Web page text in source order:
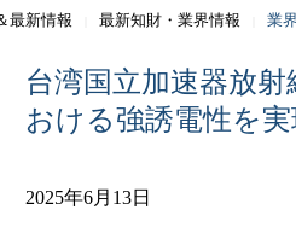
最新情報 最新知財・業界情報 業
台湾国立加速器放
おける強誘電性を
2025年6月13日